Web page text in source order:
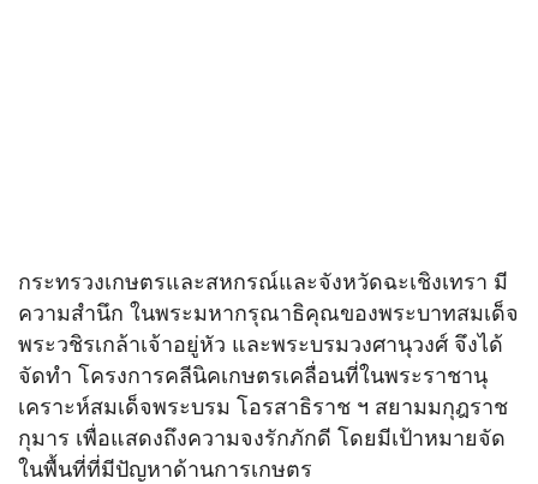
กระทรวงเกษตรและสหกรณ์และจังหวัดฉะเชิงเทรา มี
ความสำนึก ในพระมหากรุณาธิคุณของพระบาทสมเด็จ
พระวชิรเกล้าเจ้าอยู่หัว และพระบรมวงศานุวงศ์ จึงได้
จัดทำ โครงการคลีนิคเกษตรเคลื่อนที่ในพระราชานุ
เคราะห์สมเด็จพระบรม โอรสาธิราช ฯ สยามมกุฎราช
กุมาร เพื่อแสดงถึงความจงรักภักดี โดยมีเป้าหมายจัด
ในพื้นที่ที่มีปัญหาด้านการเกษตร